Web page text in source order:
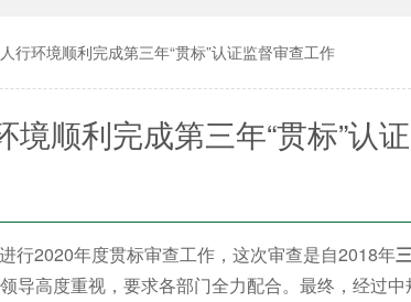
行环境顺利完成第三年“贯标”认证监督审查工作
境顺利完成第三年“贯标”认
行2020年度贯标审查工作，这次审查是自2018年
导高度重视，要求各部门全力配合。最终，经过